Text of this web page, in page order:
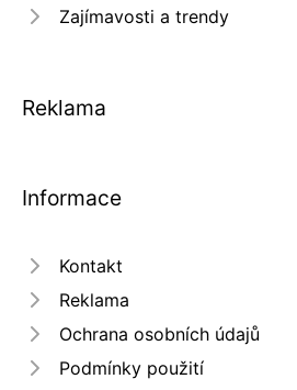
Zajímavosti a trendy
Reklama
Informace
Kontakt
Reklama
Ochrana osobních údajů
Podmínky použití